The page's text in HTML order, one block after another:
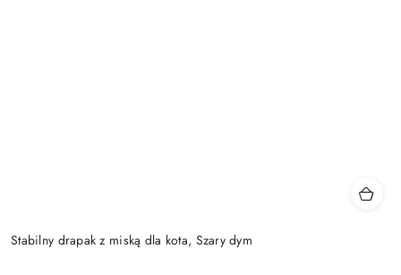
Stabilny drapak z miską dla kota, Szary dym